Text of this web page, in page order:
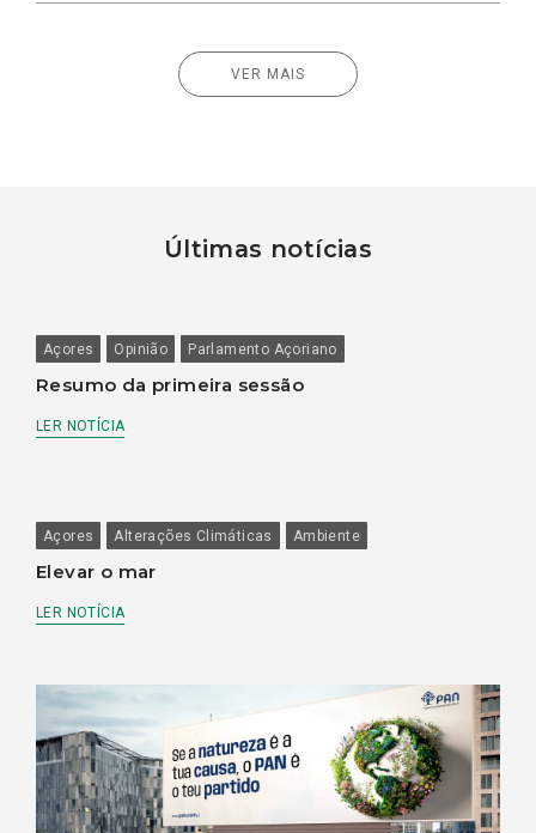
VER MAIS
Últimas notícias
Açores Opinião Parlamento Açoriano
Resumo da primeira sessão
LER NOTÍCIA
Açores Alterações Climáticas Ambiente
Elevar o mar
LER NOTÍCIA